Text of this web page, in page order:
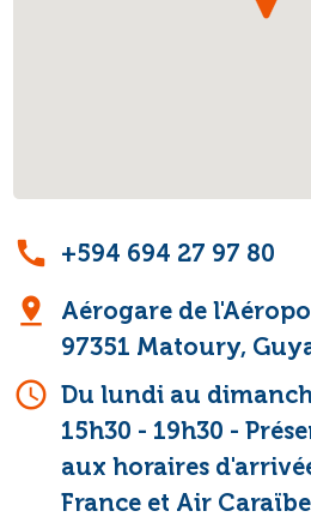
call +594 694 27 97 80
pin_drop
Aérogare de
97351 Matoury,
schedule Du lundi au
15h30 - 19h30 -
aux horaires
France et Air